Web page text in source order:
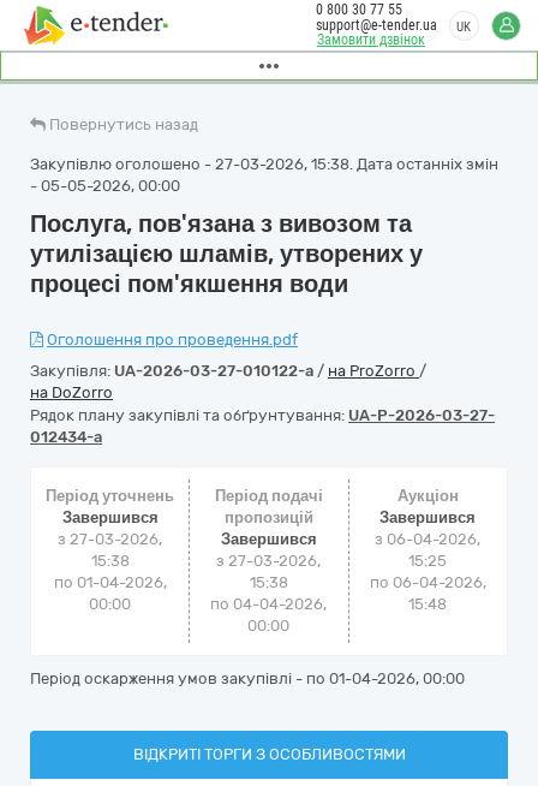
Замовити дзвінок
0 800 30 77 55
support@e-tender.ua
UK
Повернутись назад
Закупівлю оголошено - 27-03-2026, 15:38. Дата останніх змін
- 05-05-2026, 00:00
Послуга, пов'язана з вивозом та
утилізацією шламів, утворених у
процесі пом'якшення води
Оголошення про проведення.pdf
Закупівля: UA-2026-03-27-010122-a / на ProZorro /
на DoZorro
Рядок плану закупівлі та обґрунтування: UA-P-2026-03-27-
012434-a
Період уточнень
Завершився
з 27-03-2026,
15:38
по 01-04-2026,
00:00
Період подачі
пропозицій
Завершився
з 27-03-2026,
15:38
по 04-04-2026,
00:00
Аукціон
Завершився
з 06-04-2026,
15:25
по 06-04-2026,
15:48
Період оскарження умов закупівлі - по 01-04-2026, 00:00
ВІДКРИТІ ТОРГИ З ОСОБЛИВОСТЯМИ